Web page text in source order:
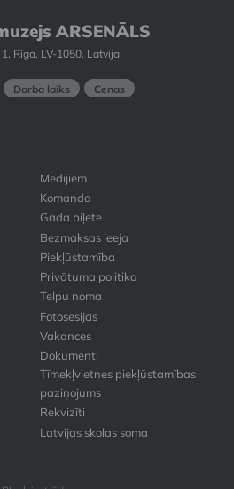
ARSENĀLS
Rīga, LV-1050, Latvija
Darba laiks Cenas
Medijiem
Komanda
Gada biļete
Bezmaksas ieeja
Piekļūstamība
Privātuma politika
Telpu noma
Fotosesijas
Vakances
Dokumenti
Tīmekļvietnes piekļūstamības
paziņojums
Rekvizīti
Latvijas skolas soma